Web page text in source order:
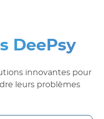
DeePsy
innovantes pour
leurs problèmes